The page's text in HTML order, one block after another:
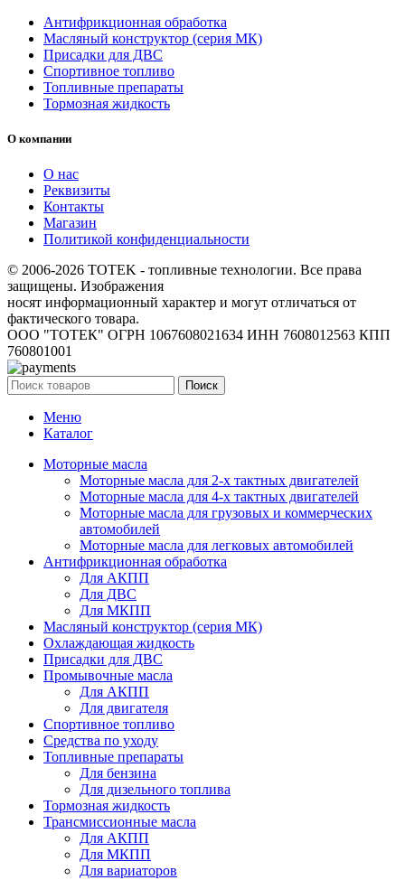
Антифрикционная обработка
Масляный конструктор (серия МК)
Присадки для ДВС
Спортивное топливо
Топливные препараты
Тормозная жидкость
О компании
О нас
Реквизиты
Контакты
Магазин
Политикой конфиденциальности
© 2006-2026 TOTEK - топливные технологии. Все права
защищены. Изображения
носят информационный характер и могут отличаться от
фактического товара.
ООО "ТОТЕК" ОГРН 1067608021634 ИНН 7608012563 КПП
760801001
Поиск
Меню
Каталог
Моторные масла
Моторные масла для 2-х тактных двигателей
Моторные масла для 4-х тактных двигателей
Моторные масла для грузовых и коммерческих
автомобилей
Моторные масла для легковых автомобилей
Антифрикционная обработка
Для АКПП
Для ДВС
Для МКПП
Масляный конструктор (серия МК)
Охлаждающая жидкость
Присадки для ДВС
Промывочные масла
Для АКПП
Для двигателя
Спортивное топливо
Средства по уходу
Топливные препараты
Для бензина
Для дизельного топлива
Тормозная жидкость
Трансмиссионные масла
Для АКПП
Для МКПП
Для вариаторов